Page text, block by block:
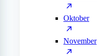
Oktober
November